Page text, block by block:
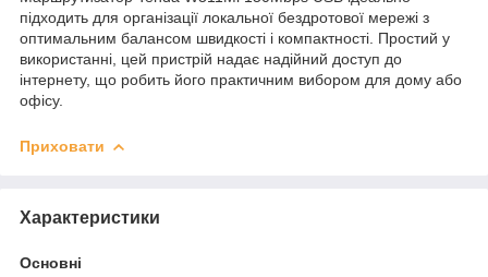
підходить для організації локальної бездротової мережі з
оптимальним балансом швидкості і компактності. Простий у
використанні, цей пристрій надає надійний доступ до
інтернету, що робить його практичним вибором для дому або
офісу.
Приховати
Характеристики
Основні